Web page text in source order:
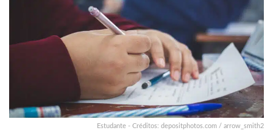
Estudante - Créditos: depositphotos.com / arrow_smith2